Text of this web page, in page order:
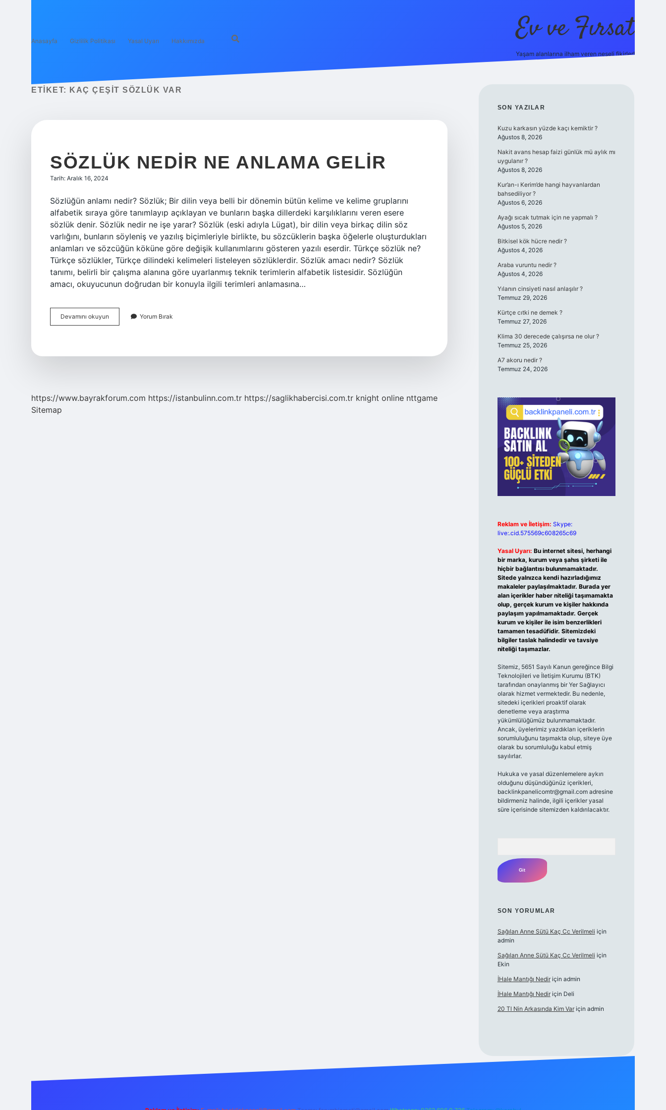
Anasayfa Gizlilik Politikası Yasal Uyarı Hakkımızda Ev ve Fırsat
Yaşam alanlarına ilham veren neşeli fikirler!
ETIKET: KAÇ ÇEŞIT SÖZLÜK VAR
SÖZLÜK NEDIR NE ANLAMA GELIR
Tarih: Aralık 16, 2024
Sözlüğün anlamı nedir? Sözlük; Bir dilin veya belli bir dönemin bütün kelime ve kelime gruplarını
alfabetik sıraya göre tanımlayıp açıklayan ve bunların başka dillerdeki karşılıklarını veren esere
sözlük denir. Sözlük nedir ne işe yarar? Sözlük (eski adıyla Lügat), bir dilin veya birkaç dilin söz
varlığını, bunların söyleniş ve yazılış biçimleriyle birlikte, bu sözcüklerin başka öğelerle oluşturdukları
anlamları ve sözcüğün köküne göre değişik kullanımlarını gösteren yazılı eserdir. Türkçe sözlük ne?
Türkçe sözlükler, Türkçe dilindeki kelimeleri listeleyen sözlüklerdir. Sözlük amacı nedir? Sözlük
tanımı, belirli bir çalışma alanına göre uyarlanmış teknik terimlerin alfabetik listesidir. Sözlüğün
amacı, okuyucunun doğrudan bir konuyla ilgili terimleri anlamasına…
Devamını okuyun
Nedir
Yorum Bırak
https://www.bayrakforum.com https://istanbulinn.com.tr https://saglikhabercisi.com.tr knight online nttgame
Sitemap
SIDEBAR
SON YAZILAR
Kuzu karkasın yüzde kaçı kemiktir ?
Ağustos 8, 2026
Nakit avans hesap faizi günlük mü aylık mı
uygulanır ?
Ağustos 8, 2026
Kur’an-ı Kerim’de hangi hayvanlardan
bahsediliyor ?
Ağustos 6, 2026
Ayağı sıcak tutmak için ne yapmalı ?
Ağustos 5, 2026
Bitkisel kök hücre nedir ?
Ağustos 4, 2026
Araba vuruntu nedir ?
Ağustos 4, 2026
Yılanın cinsiyeti nasıl anlaşılır ?
Temmuz 29, 2026
Kürtçe cıtki ne demek ?
Temmuz 27, 2026
Klima 30 derecede çalışırsa ne olur ?
Temmuz 25, 2026
A7 akoru nedir ?
Temmuz 24, 2026
Reklam ve İletişim: Skype:
live:.cid.575569c608265c69
Yasal Uyarı: Bu internet sitesi, herhangi
bir marka, kurum veya şahıs şirketi ile
hiçbir bağlantısı bulunmamaktadır.
Sitede yalnızca kendi hazırladığımız
makaleler paylaşılmaktadır. Burada yer
alan içerikler haber niteliği taşımamakta
olup, gerçek kurum ve kişiler hakkında
paylaşım yapılmamaktadır. Gerçek
kurum ve kişiler ile isim benzerlikleri
tamamen tesadüfidir. Sitemizdeki
bilgiler taslak halindedir ve tavsiye
niteliği taşımazlar.
Sitemiz, 5651 Sayılı Kanun gereğince Bilgi
Teknolojileri ve İletişim Kurumu (BTK)
tarafından onaylanmış bir Yer Sağlayıcı
olarak hizmet vermektedir. Bu nedenle,
sitedeki içerikleri proaktif olarak
denetleme veya araştırma
yükümlülüğümüz bulunmamaktadır.
Ancak, üyelerimiz yazdıkları içeriklerin
sorumluluğunu taşımakta olup, siteye üye
olarak bu sorumluluğu kabul etmiş
sayılırlar.
Hukuka ve yasal düzenlemelere aykırı
olduğunu düşündüğünüz içerikleri,
backlinkpanelicomtr@gmail.comadresine
bildirmeniz halinde, ilgili içerikler yasal
süre içerisinde sitemizden kaldırılacaktır.
SON YORUMLAR
Sağılan Anne Sütü Kaç Cc Verilmeli için
admin
Sağılan Anne Sütü Kaç Cc Verilmeli için
Ekin
İHale Mantığı Nediriçin admin
İHale Mantığı Nediriçin Deli
20 Tl Nin Arkasında Kim Variçin admin